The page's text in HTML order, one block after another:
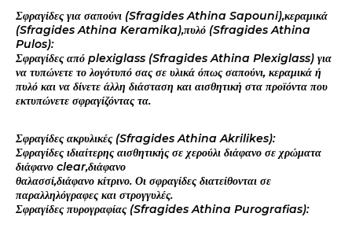
Σφραγίδες για σαπούνι (Sfragides Athina Sapouni),κεραμικά
(Sfragides Athina Keramika),πυλό (Sfragides Athina
Pulos):
Σφραγίδες από plexiglass (Sfragides Athina Plexiglass) για
να τυπώνετε το λογότυπό σας σε υλικά όπως σαπούνι, κεραμικά ή
πυλό και να δίνετε άλλη διάσταση και αισθητική στα προϊόντα που
εκτυπώνετε σφραγίζόντας τα.
Σφραγίδες ακρυλικές (Sfragides Athina Akrilikes):
Σφραγίδες ιδιαίτερης αισθητικής σε χερούλι διάφανο σε χρώματα
διάφανο clear,διάφανο
θαλασσί,διάφανο κίτρινο. Οι σφραγίδες διατείθονται σε
παραλληλόγραφες και στρογγυλές.
Σφραγίδες πυρογραφίας (Sfragides Athina Purografias):